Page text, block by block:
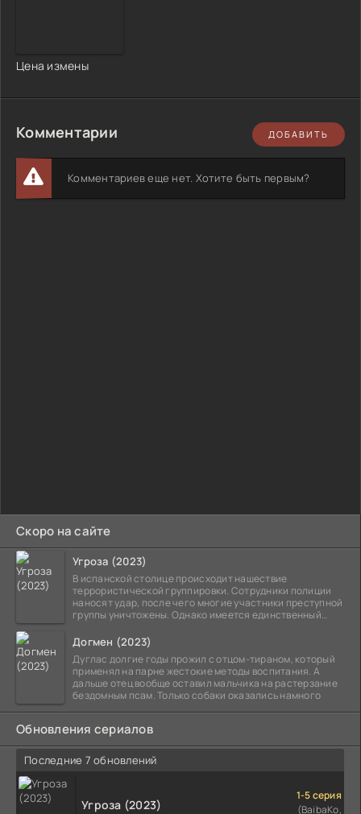
Скоро на сайте
Угроза (2023)
В испанской столице происходит нашествие
террористической группировки. Сотрудники полиции
наносят удар, после чего многие участники преступной
группы уничтожены. Однако имеется единственный
Догмен (2023)
Дуглас долгие годы прожил с отцом-тираном, который
применял на парне жестокие методы воспитания. А
дальше отец вообще оставил мальчика на растерзание
бездомным псам. Только собаки оказались намного
Обновления сериалов
Последние 7 обновлений
Угроза (2023)
1-5 серия
(BaibaKo,
Цена измены
Комментарии ДОБАВИТЬ
Комментариев еще нет. Хотите быть первым?